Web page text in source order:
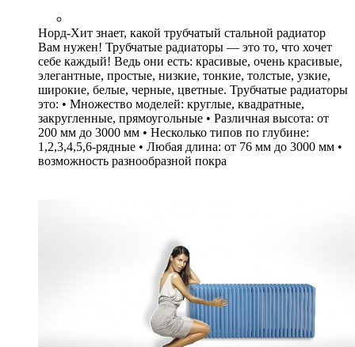
Норд-Хит знает, какой трубчатый стальной радиатор
Вам нужен! Трубчатые радиаторы — это то, что хочет
себе каждый! Ведь они есть: красивые, очень красивые,
элегантные, простые, низкие, тонкие, толстые, узкие,
широкие, белые, черные, цветные. Трубчатые радиаторы
это: • Множество моделей: круглые, квадратные,
закругленные, прямоугольные • Различная высота: от
200 мм до 3000 мм • Несколько типов по глубине:
1,2,3,4,5,6-рядные • Любая длина: от 76 мм до 3000 мм •
возможность разнообразной покра